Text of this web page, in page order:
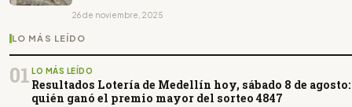
26 de noviembre, 2025
LO MÁS LEÍDO
01 LO MÁS LEÍDO
Resultados Lotería de Medellín hoy, sábado 8 de agosto:
quién ganó el premio mayor del sorteo 4847